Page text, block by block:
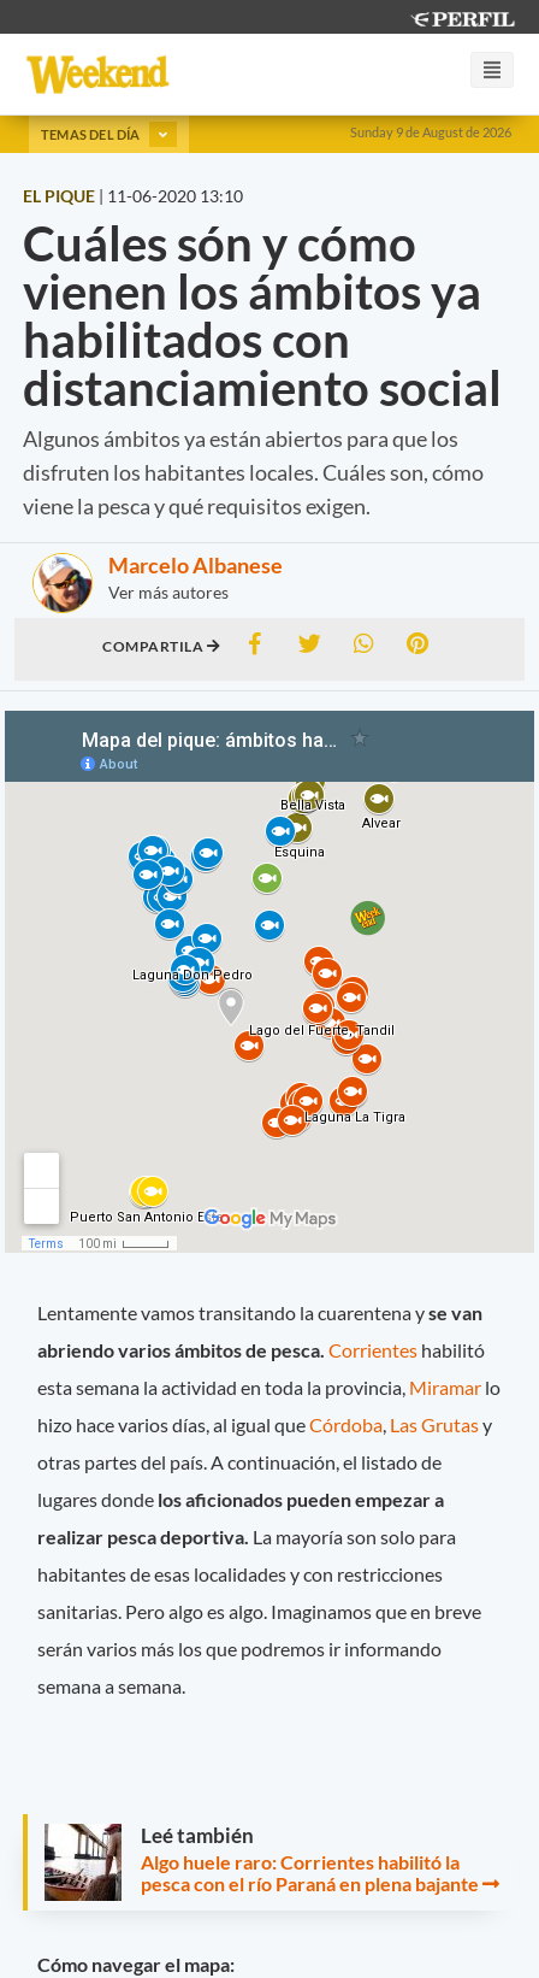
Sunday 9 de August de 2026
TEMAS DEL DÍA
EL PIQUE | 11-06-2020 13:10
Cuáles són y cómo
vienen los ámbitos ya
habilitados con
distanciamiento social
Algunos ámbitos ya están abiertos para que los
disfruten los habitantes locales. Cuáles son, cómo
viene la pesca y qué requisitos exigen.
Marcelo Albanese
Ver más autores
COMPARTILA
Lentamente vamos transitando la cuarentena yse van
abriendo varios ámbitos de pesca.Corrientes habilitó
esta semana la actividad en toda la provincia, Miramar lo
hizo hace varios días, al igual queCórdoba, Las Grutasy
otras partes del país. A continuación, el listado de
lugares donde los aficionados pueden empezar a
realizar pesca deportiva. La mayoría son solo para
habitantes de esas localidades y con restricciones
sanitarias. Pero algo es algo. Imaginamos que en breve
serán varios más los que podremos ir informando
semana a semana.
Leé también
Algo huele raro: Corrientes habilitó la
pesca con el río Paraná en plena bajante
Cómo navegar el mapa: